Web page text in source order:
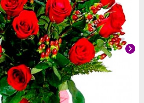
chevron_right